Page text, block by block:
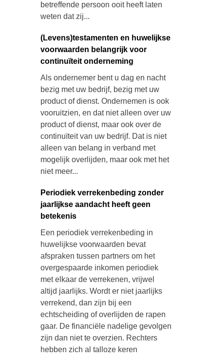
betreffende persoon ooit heeft laten
weten dat zij...
(Levens)testamenten en huwelijkse
voorwaarden belangrijk voor
continuïteit onderneming
Als ondernemer bent u dag en nacht
bezig met uw bedrijf, bezig met uw
product of dienst. Ondernemen is ook
vooruitzien, en dat niet alleen over uw
product of dienst, maar ook over de
continuïteit van uw bedrijf. Dat is niet
alleen van belang in verband met
mogelijk overlijden, maar ook met het
niet meer...
Periodiek verrekenbeding zonder
jaarlijkse aandacht heeft geen
betekenis
Een periodiek verrekenbeding in
huwelijkse voorwaarden bevat
afspraken tussen partners om het
overgespaarde inkomen periodiek
met elkaar de verrekenen, vrijwel
altijd jaarlijks. Wordt er niet jaarlijks
verrekend, dan zijn bij een
echtscheiding of overlijden de rapen
gaar. De financiële nadelige gevolgen
zijn dan niet te overzien. Rechters
hebben zich al talloze keren